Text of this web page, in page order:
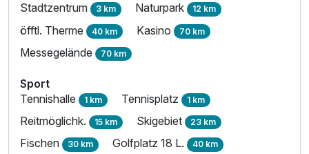
Stadtzentrum 3 km Naturpark 12 km
öfftl. Therme 40 km Kasino 70 km
Messegelände 70 km
Sport
Tennishalle 1 km Tennisplatz 1 km
Reitmöglichk. 15 km Skigebiet 23 km
Fischen 30 km Golfplatz 18 L. 40 km